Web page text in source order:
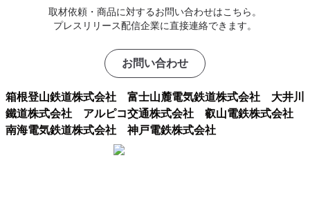
取材依頼・商品に対するお問い合わせはこちら。
プレスリリース配信企業に直接連絡できます。
お問い合わせ
箱根登山鉄道株式会社 富士山麓電気鉄道株式会社 大井川
鐵道株式会社 アルピコ交通株式会社 叡山電鉄株式会社
南海電気鉄道株式会社 神戸電鉄株式会社